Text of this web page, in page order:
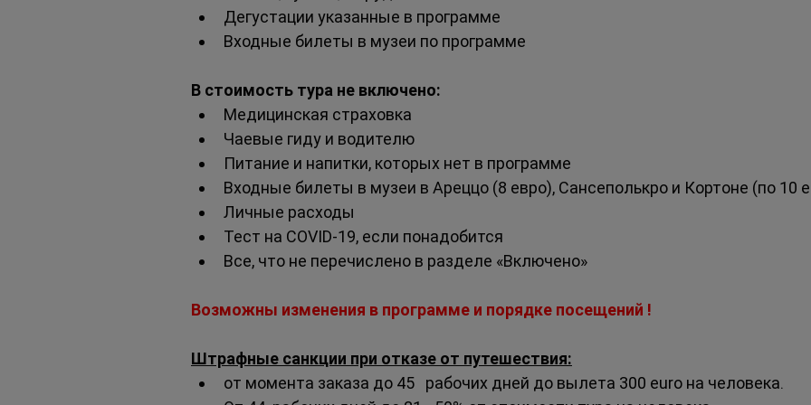
Дегустации указанные в программе
Входные билеты в музеи по программе
В стоимость тура не включено:
Медицинская страховка
Чаевые гиду и водителю
Питание и напитки, которых нет в программе
Входные билеты в музеи в Ареццо (8 евро), Сансеполькро и Кортоне (по 10
Личные расходы
Тест на COVID-19, если понадобится
Все, что не перечислено в разделе «Включено»
Возможны изменения в программе и порядке посещений !
Штрафные санкции при отказе от путешествия:
от момента заказа до 45   рабочих дней до вылета 300 euro на человека.